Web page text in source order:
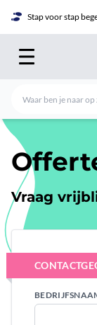
Stap voor stap
Vraag